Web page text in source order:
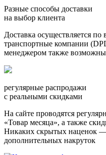
Разные способы доставки
на выбор клиента
Доставка осуществляется
транспортные компании
менеджером также
регулярные распродажи
с реальными скидками
На сайте проводятся
«Товар месяца», а также
Никаких скрытых наценок —
дополнительных накруток